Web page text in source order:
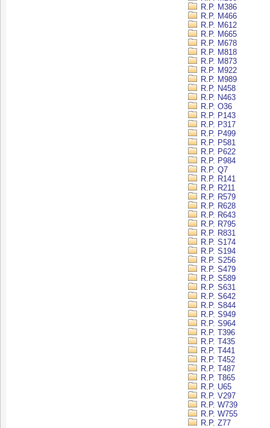
R.P. M386
R.P. M466
R.P. M612
R.P. M665
R.P. M678
R.P. M818
R.P. M873
R.P. M922
R.P. M989
R.P. N458
R.P. N463
R.P. O36
R.P. P143
R.P. P317
R.P. P499
R.P. P581
R.P. P622
R.P. P984
R.P. Q7
R.P. R141
R.P. R211
R.P. R579
R.P. R628
R.P. R643
R.P. R795
R.P. R831
R.P. S174
R.P. S194
R.P. S256
R.P. S479
R.P. S589
R.P. S631
R.P. S642
R.P. S844
R.P. S949
R.P. S964
R.P. T396
R.P. T435
R.P. T441
R.P. T452
R.P. T487
R.P. T865
R.P. U65
R.P. V297
R.P. W739
R.P. W755
R.P. Z77